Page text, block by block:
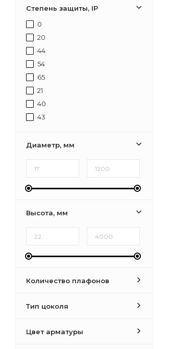
Кладовая,Коридор,Лестница,Офис,Прихожая,Туалет
Степень защиты, IP
0
20
44
54
65
21
40
43
Диаметр, мм
Высота, мм
Количество плафонов
Тип цоколя
Цвет арматуры